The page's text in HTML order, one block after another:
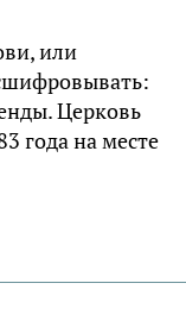
или
Церковь
года на месте